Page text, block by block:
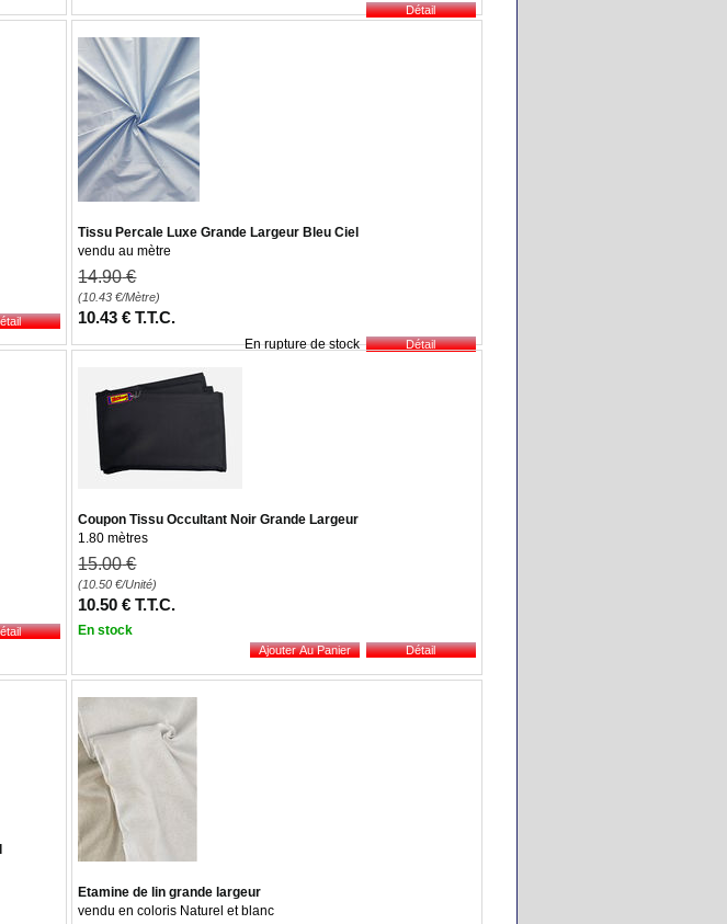
Tissu Percale Luxe Grande Largeur Bleu Ciel
vendu au mètre
14.90 €
(10.43€/Mètre)
10.43 € T.T.C.
En rupture de stock
Coupon Tissu Occultant Noir Grande Largeur
1.80 mètres
15.00 €
(10.50€/Unité)
10.50 € T.T.C.
En stock
Etamine de lin grande largeur
vendu en coloris Naturel et blanc